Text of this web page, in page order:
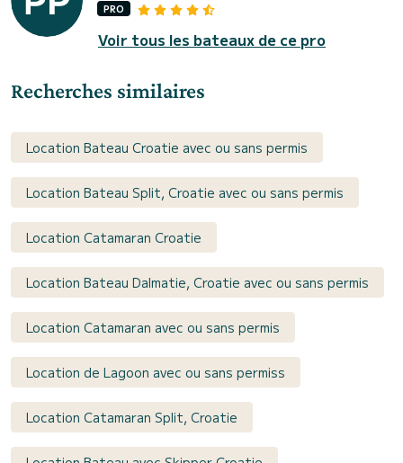
PRO
Voir tous les bateaux de ce pro
Recherches similaires
Location Bateau Croatie avec ou sans permis
Location Bateau Split, Croatie avec ou sans permis
Location Catamaran Croatie
Location Bateau Dalmatie, Croatie avec ou sans permis
Location Catamaran avec ou sans permis
Location de Lagoon avec ou sans permiss
Location Catamaran Split, Croatie